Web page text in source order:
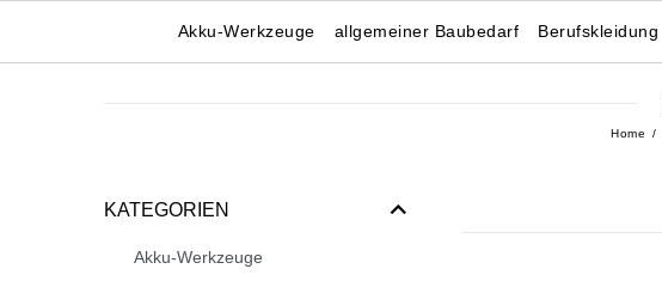
Akku-Werkzeuge allgemeiner Baubedarf Berufskleidung
Home
KATEGORIEN
Akku-Werkzeuge